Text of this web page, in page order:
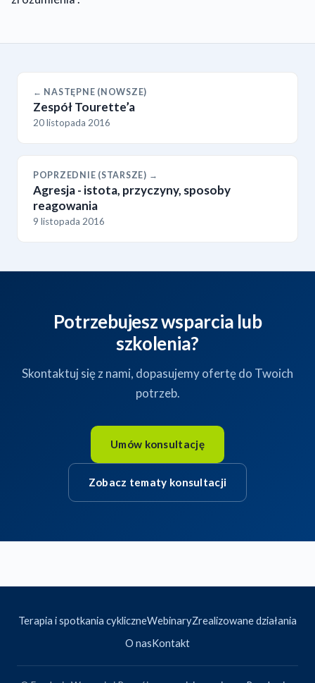
← NASTĘPNE (NOWSZE)
Zespół Tourette’a
20 listopada 2016
POPRZEDNIE (STARSZE) →
Agresja - istota, przyczyny, sposoby
reagowania
9 listopada 2016
Potrzebujesz wsparcia lub
szkolenia?
Skontaktuj się z nami, dopasujemy ofertę do Twoich
potrzeb.
Umów konsultację
Zobacz tematy konsultacji
Terapia i spotkania cykliczneWebinaryZrealizowane działania
O nasKontakt